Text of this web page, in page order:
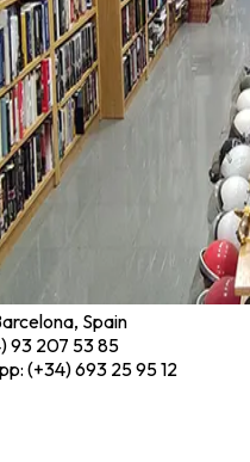
Spain
93 207 53 85
(+34) 693 25 95 12